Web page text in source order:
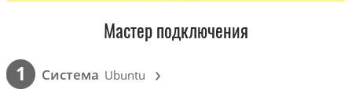
Мастер подключения
1 Cистема Ubuntu ›